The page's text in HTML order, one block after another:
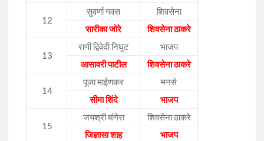
12
सुवर्णा गवस
शिवसेना
सारीका जोरे
शिवसेना ठाकरे
13
राणी द्विवेदी निघुट
भाजप
आसावरी पाटील
शिवसेना ठाकरे
14
पूजा माईणकर
मनसे
सीमा शिंदे
भाजप
15
जयश्री बांगेरा
शिवसेना ठाकरे
जिज्ञासा शाह
भाजप